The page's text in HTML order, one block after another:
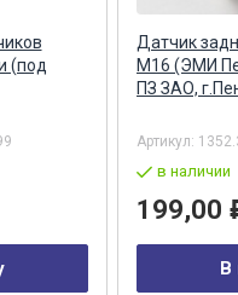
(под
Датчик
М16 (ЭМИ
ПЗ ЗАО,
Артикул:
в наличии
199,00
В